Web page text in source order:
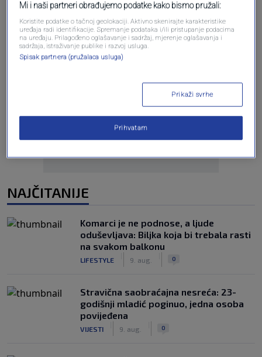
NAJČITANIJE
Komarci je ne podnose, a ljude
oduševljava: Biljka koja bi trebala rasti
na svakom balkonu
LIFESTYLE 9. aug. 0
Stravična saobraćajna nesreća: 23-
godišnji mladić poginuo, jedna osoba
povijeđena
VIJESTI 9. aug. 0
Mi i naši partneri obrađujemo podatke kako bismo pružali:
Koristite podatke o tačnoj geolokaciji. Aktivno skenirajte karakteristike
uređaja radi identifikacije. Spremanje podataka i/ili pristupanje podacima
na uređaju. Prilagođeno oglašavanje i sadržaj, mjerenje oglašavanja i
sadržaja, istraživanje publike i razvoj usluga.
Spisak partnera (pružalaca usluga)
Prikaži svrhe
Prihvatam